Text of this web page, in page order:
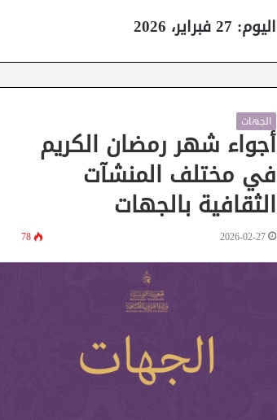
اليوم: 27 فبراير، 2026
الجهات
أجواء شهر رمضان الكريم
في مختلف المنشآت
الثقافية بالجهات
2026-02-27
78